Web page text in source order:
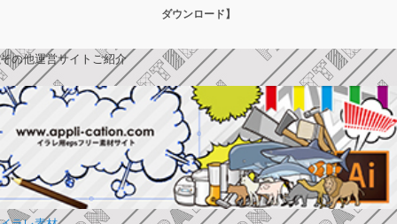
ダウンロード】
その他運営サイトご紹介